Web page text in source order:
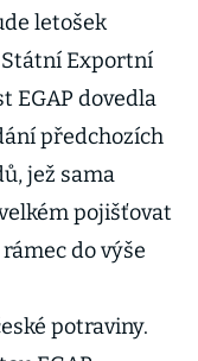
letošek
Exportní
EGAP dovedla
předchozích
jež sama
pojišťovat
do výše
potraviny.